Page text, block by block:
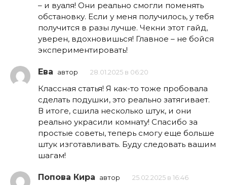
– и вуаля! Они реально смогли поменять
обстановку. Если у меня получилось, у тебя
получится в разы лучше. Чекни этот гайд,
уверен, вдохновишься! Главное – не бойся
экспериментировать!
Ева автор 28.01.2025 в 06:20
Классная статья! Я как-то тоже пробовала
сделать подушки, это реально затягивает.
В итоге, сшила несколько штук, и они
реально украсили комнату! Спасибо за
простые советы, теперь смогу еще больше
штук изготавливать. Буду следовать вашим
шагам!
Попова Кира автор 25.02.2025 в 16:46